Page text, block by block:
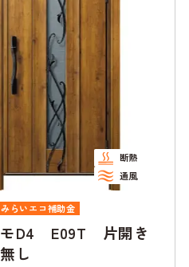
YKK AP みらいエコ補助金
ドアリモD4 N05T 片開き
ランマ無し